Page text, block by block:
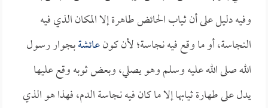
وفيه دليل على أن ثياب الحائض طاهرة إلا المكان الذي فيه
النجاسة، أو ما وقع فيه نجاسة؛ لأن كونعائشةبجوار رسول
الله صلى الله عليه وسلم وهو يصلي، وبعض ثوبه وقع عليها
يدل على طهارة ثيابها إلا ما كان فيه نجاسة الدم، فهذا هو الذي